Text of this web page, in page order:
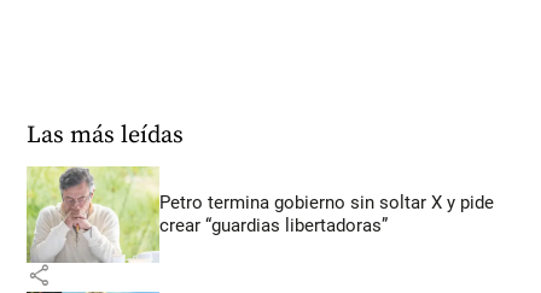
Las más leídas
Petro termina gobierno sin soltar X y pide
crear “guardias libertadoras”
share